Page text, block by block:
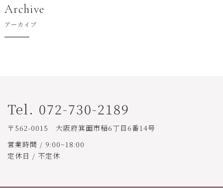
Archive
アーカイブ
Tel. 072-730-2189
〒562-0015 大阪府箕面市稲6丁目6番14号
営業時間 / 9:00~18:00
定休日 / 不定休